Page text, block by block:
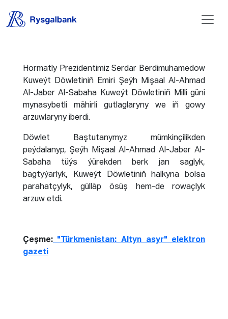
Hormatly Prezidentimiz Serdar Berdimuhamedow
Kuweýt Döwletiniň Emiri Şeýh Mişaal Al-Ahmad
Al-Jaber Al-Sabaha Kuweýt Döwletiniň Milli güni
mynasybetli mähirli gutlaglaryny we iň gowy
arzuwlaryny iberdi.
Döwlet Baştutanymyz mümkinçilikden
peýdalanyp, Şeýh Mişaal Al-Ahmad Al-Jaber Al-
Sabaha tüýs ýürekden berk jan saglyk,
bagtyýarlyk, Kuweýt Döwletiniň halkyna bolsa
parahatçylyk, gülläp ösüş hem-de rowaçlyk
arzuw etdi.
Çeşme:"Türkmenistan: Altyn asyr" elektron
gazeti